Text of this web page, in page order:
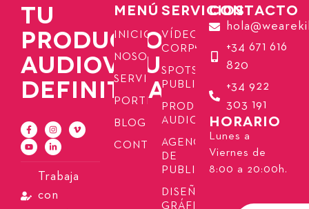
TU
PRODUCTORA
AUDIOVISUAL
DEFINITIVA
Trabaja
con
MENÚ
INICIO
NOSOTROS
SERVICIOS
PORTFOLIO
BLOG
CONTACTO
SERVICIOS
VÍDEOS
CORPORATIVOS
SPOTS
PUBLICITARIOS
PRODUCCIÓN
AUDIOVISUAL
AGENCIA
DE
PUBLICIDAD
DISEÑO
GRÁFICO
CONTACTO
+34 671 616
820
+34 922
303 191
HORARIO
Lunes a
Viernes de
8:00 a 20:00h.